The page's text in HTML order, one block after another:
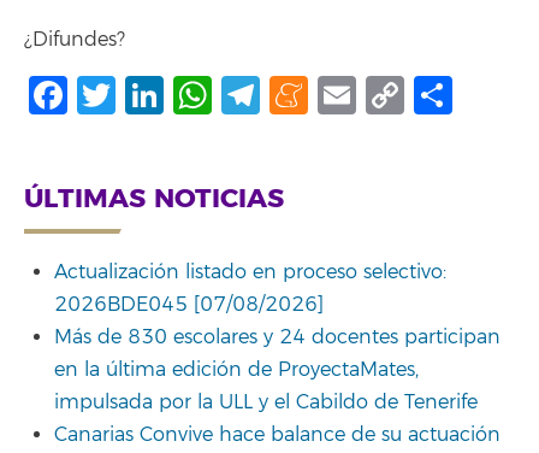
¿Difundes?
Facebook
Twitter
LinkedIn
WhatsApp
Telegram
Meneame
Email
Copy
ÚLTIMAS NOTICIAS
Actualización listado en proceso selectivo:
2026BDE045 [07/08/2026]
Más de 830 escolares y 24 docentes participan
en la última edición de ProyectaMates,
impulsada por la ULL y el Cabildo de Tenerife
Canarias Convive hace balance de su actuación